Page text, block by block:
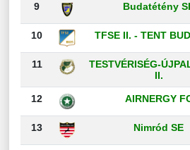
9 Budatétény
10 TFSE II. - TENT
11
TESTVÉRISÉG-
II.
12 AIRNERGY
13 Nimród SE